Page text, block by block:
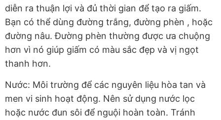
diễn ra thuận lợi và đủ thời gian để tạo ra giấm.
Bạn có thể dùng đường trắng, đường phèn , hoặc
đường nâu. Đường phèn thường được ưa chuộng
hơn vì nó giúp giấm có màu sắc đẹp và vị ngọt
thanh hơn.
Nước: Môi trường để các nguyên liệu hòa tan và
men vi sinh hoạt động. Nên sử dụng nước lọc
hoặc nước đun sôi để nguội hoàn toàn. Tránh